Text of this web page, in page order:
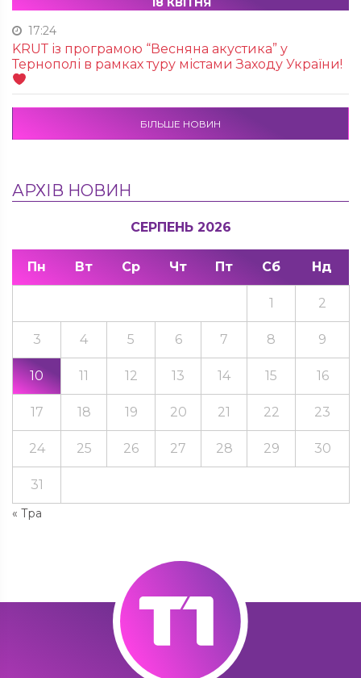
17:24
KRUТ із програмою “Весняна акустика” у
Тернополі в рамках туру містами Заходу України!
БІЛЬШЕ НОВИН
АРХІВ НОВИН
СЕРПЕНЬ 2026
Пн Вт Ср Чт Пт Сб Нд
« Тра
1 2
3 4 5 6 7 8 9
10 11 12 13 14 15 16
17 18 19 20 21 22 23
24 25 26 27 28 29 30
31